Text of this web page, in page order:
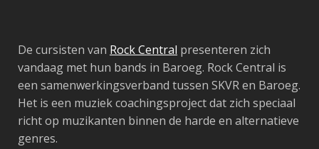
De cursisten van Rock Central presenteren zich
vandaag met hun bands in Baroeg. Rock Central is
een samenwerkingsverband tussen SKVR en Baroeg.
Het is een muziek coachingsproject dat zich speciaal
richt op muzikanten binnen de harde en alternatieve
genres.